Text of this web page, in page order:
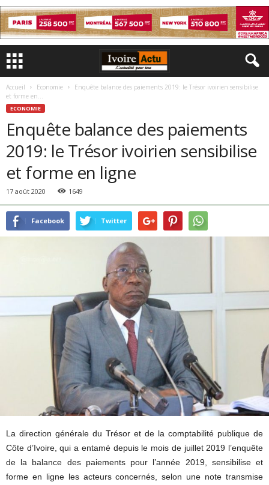
Accueil Economie
Enquête balance des paiements 2019: le Trésor ivoirien sensibilise
et forme en...
ECONOMIE
Enquête balance des paiements
2019: le Trésor ivoirien sensibilise
et forme en ligne
17 août 2020 1649
Facebook Twitter
La direction générale du Trésor et de la comptabilité publique de
Côte d’Ivoire, qui a entamé depuis le mois de juillet 2019 l’enquête
de la balance des paiements pour l’année 2019, sensibilise et
forme en ligne les acteurs concernés, selon une note transmise